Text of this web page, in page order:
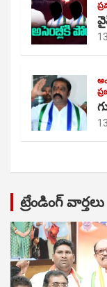
ట్రేండింగ్ వార్తలు